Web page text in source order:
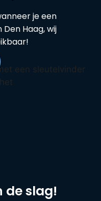
je een
Haag, wij
de slag!